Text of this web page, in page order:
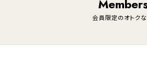
会員限定のオトク